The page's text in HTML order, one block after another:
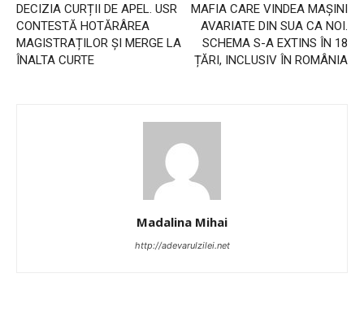
DECIZIA CURȚII DE APEL. USR
CONTESTĂ HOTĂRÂREA
MAGISTRAȚILOR ȘI MERGE LA
ÎNALTA CURTE
MAFIA CARE VINDEA MAȘINI
AVARIATE DIN SUA CA NOI.
SCHEMA S-A EXTINS ÎN 18
ȚĂRI, INCLUSIV ÎN ROMÂNIA
Madalina Mihai
http://adevarulzilei.net